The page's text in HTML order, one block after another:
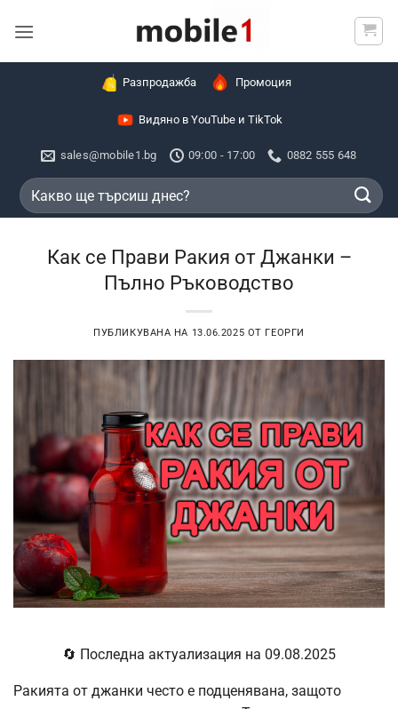
Разпродажба Промоция
Видяно в YouTube и TikTok
sales@mobile1.bg 09:00 - 17:00 0882 555 648
Търсене
за:
Как се Прави Ракия от Джанки –
Пълно Ръководство
ПУБЛИКУВАНА НА 13.06.2025 ОТ ГЕОРГИ
🔄 Последна актуализация на 09.08.2025
Ракията от джанки често е подценявана, защото